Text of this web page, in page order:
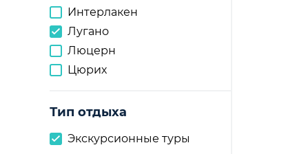
Интерлакен
Лугано
Люцерн
Цюрих
Тип отдыха
Экскурсионные туры